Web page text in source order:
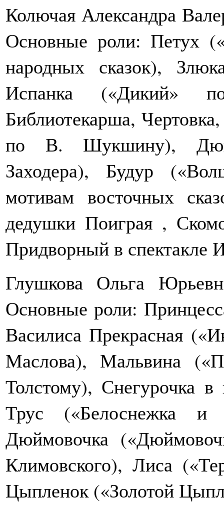
Колючая Александра
Основные роли: Петух
народных сказок),
Испанка («Дикий»
Библиотекарша,
по В. Шукшину),
Заходера), Будур
мотивам восточных
дедушки Поиграя ,
Придворный в спектакле
Глушкова Ольга
Основные роли:
Василиса Прекрасная
Маслова), Мальвина
Толстому), Снегурочка
Трус («Белоснежка
Дюймовочка
Климовского), Лиса
Цыпленок («Золотой